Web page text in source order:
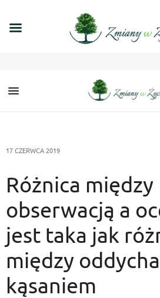
17 CZERWCA 2019
Różnica między
obserwacją a
jest taka jak
między
kąsaniem